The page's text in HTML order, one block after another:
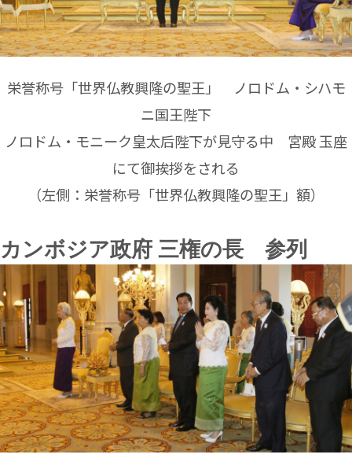
栄誉称号「世界仏教興隆の聖王」 ノロドム・シハモ
ニ国王陛下
ノロドム・モニーク皇太后陛下が見守る中 宮殿 玉座
にて御挨拶をされる
（左側：栄誉称号「世界仏教興隆の聖王」額）
カンボジア政府 三権の長 参列